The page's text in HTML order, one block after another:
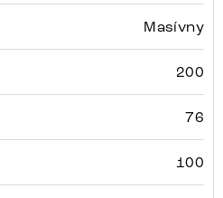
Masívny
200
76
100